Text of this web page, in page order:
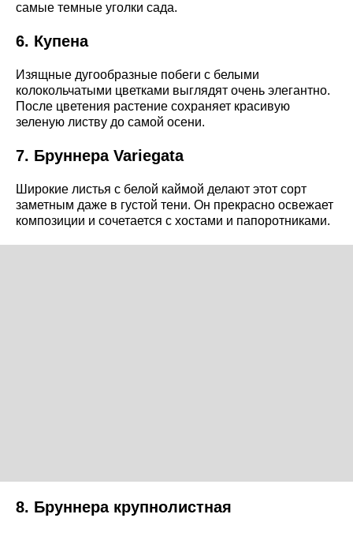
самые темные уголки сада.
6. Купена
Изящные дугообразные побеги с белыми
колокольчатыми цветками выглядят очень элегантно.
После цветения растение сохраняет красивую
зеленую листву до самой осени.
7. Бруннера Variegata
Широкие листья с белой каймой делают этот сорт
заметным даже в густой тени. Он прекрасно освежает
композиции и сочетается с хостами и папоротниками.
8. Бруннера крупнолистная